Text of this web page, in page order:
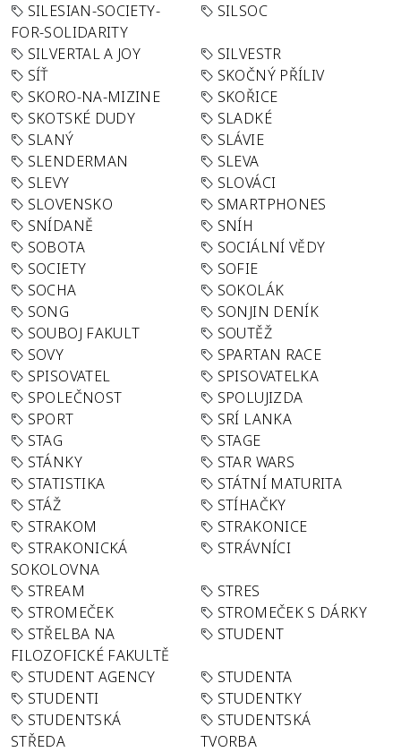
SILESIAN-SOCIETY-
FOR-SOLIDARITY
SILSOC
SILVERTAL A JOY
SILVESTR
SÍŤ
SKOČNÝ PŘÍLIV
SKORO-NA-MIZINE
SKOŘICE
SKOTSKÉ DUDY
SLADKÉ
SLANÝ
SLÁVIE
SLENDERMAN
SLEVA
SLEVY
SLOVÁCI
SLOVENSKO
SMARTPHONES
SNÍDANĚ
SNÍH
SOBOTA
SOCIÁLNÍ VĚDY
SOCIETY
SOFIE
SOCHA
SOKOLÁK
SONG
SONJIN DENÍK
SOUBOJ FAKULT
SOUTĚŽ
SOVY
SPARTAN RACE
SPISOVATEL
SPISOVATELKA
SPOLEČNOST
SPOLUJIZDA
SPORT
SRÍ LANKA
STAG
STAGE
STÁNKY
STAR WARS
STATISTIKA
STÁTNÍ MATURITA
STÁŽ
STÍHAČKY
STRAKOM
STRAKONICE
STRAKONICKÁ
SOKOLOVNA
STRÁVNÍCI
STREAM
STRES
STROMEČEK
STROMEČEK S DÁRKY
STŘELBA NA
FILOZOFICKÉ FAKULTĚ
STUDENT
STUDENT AGENCY
STUDENTA
STUDENTI
STUDENTKY
STUDENTSKÁ
STŘEDA
STUDENTSKÁ
TVORBA